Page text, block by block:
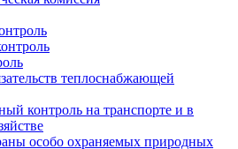
теплоснабжающей
контроль на транспорте и в
особо охраняемых природных